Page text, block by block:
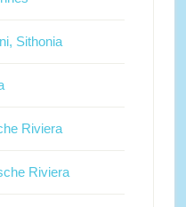
Sithonia
Riviera
Riviera